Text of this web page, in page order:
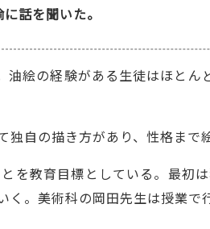
話を聞いた。
絵の経験がある生徒はほと
自の描き方があり、性格まで
を教育目標としている。最初
。美術科の岡田先生は授業で